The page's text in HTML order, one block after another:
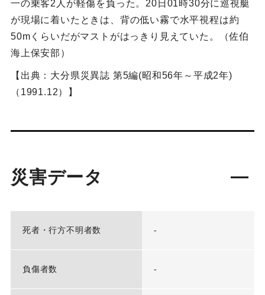
一の乗客2人が軽傷を負った。20日01時30分に巡視艇
が現場に着いたときは、背の低い霧で水平視程は約
50mくらいだがマストがはっきり見えていた。（佐伯
海上保安部）
【出典：大分県災異誌 第5編(昭和56年～平成2年)
（1991.12）】
災害データ
死者・行方不明者数 -
負傷者数 -